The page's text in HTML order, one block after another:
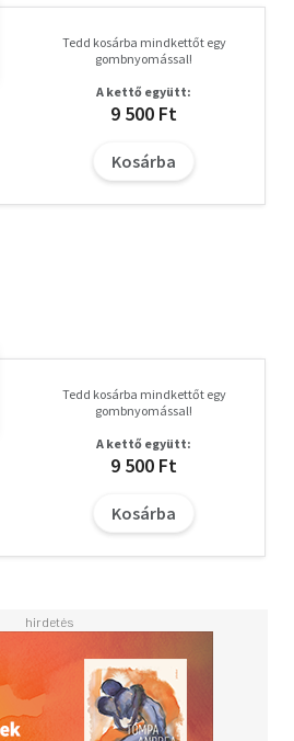
Tedd kosárba mindkettőt egy
gombnyomással!
A kettő együtt:
9 500 Ft
Kosárba
Tedd kosárba mindkettőt egy
gombnyomással!
A kettő együtt:
9 500 Ft
Kosárba